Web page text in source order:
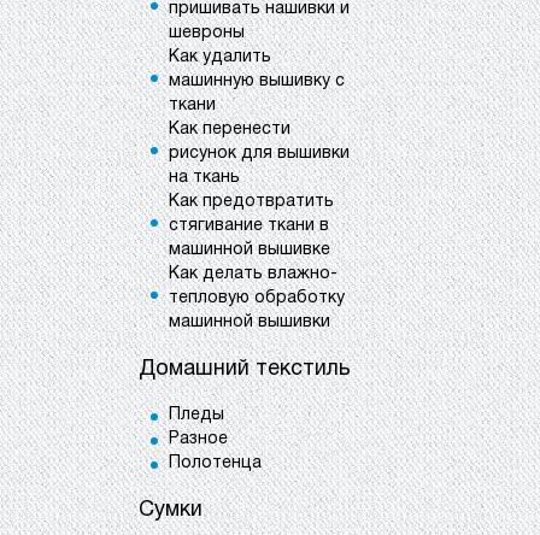
пришивать нашивки и
шевроны
Как удалить
машинную вышивку с
ткани
Как перенести
рисунок для вышивки
на ткань
Как предотвратить
стягивание ткани в
машинной вышивке
Как делать влажно-
тепловую обработку
машинной вышивки
Домашний текстиль
Пледы
Разное
Полотенца
Сумки